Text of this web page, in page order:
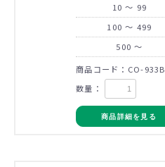
10 ～ 99
100 ～ 499
500 ～
商品コード：CO-933B
数量：
商品詳細を見る